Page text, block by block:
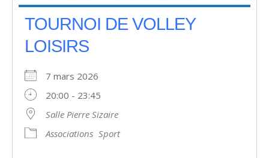
TOURNOI DE VOLLEY
LOISIRS
7 mars 2026
20:00 - 23:45
Salle Pierre Sizaire
Associations Sport